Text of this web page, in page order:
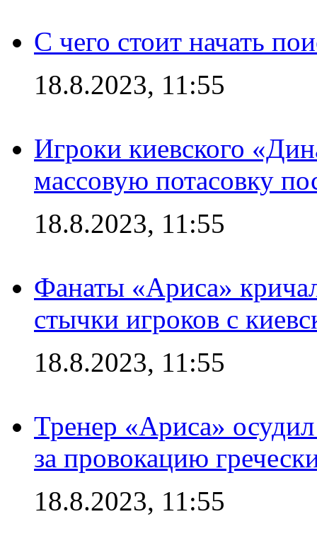
С чего стоит начать
18.8.2023, 11:55
Игроки киевского
массовую потасовку
18.8.2023, 11:55
Фанаты «Ариса»
стычки игроков с
18.8.2023, 11:55
Тренер «Ариса»
за провокацию
18.8.2023, 11:55